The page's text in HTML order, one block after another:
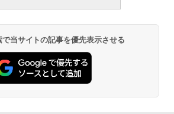
Robloxギフトカード - 2,000 Robux 【限
インゲームコード】 ロブロックス | オン
ラインコード版
非エンジニア 初心者 素人 でも安心 使い
方 マニュアル AI副業にもコンテンツ作成
にもKindle出版にも！ 非エンジニアのた
めのAIコーディング入門シリーズ
￥99
￥27,980
Amazon Kindle Paperwhite (16GB) 7イ
ンチディスプレイ、色調調節ライト、12
週間持続バッテリー、広告なし、ブラッ
当サイトの記事を優先表示させる